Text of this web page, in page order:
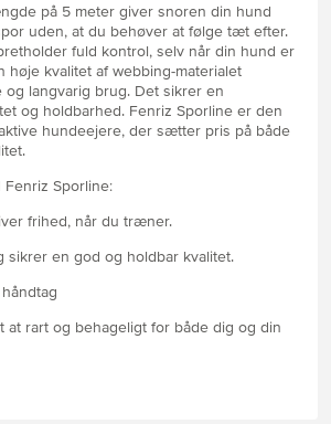
på 5 meter giver snoren din hund
uden, at du behøver at følge tæt efter.
fuld kontrol, selv når din hund er
kvalitet af webbing-materialet
langvarig brug. Det sikrer en
og holdbarhed. Fenriz Sporline er den
hundeejere, der sætter pris på både
Sporline:
frihed, når du træner.
sikrer en god og holdbar kvalitet.
at rart og behageligt for både dig og din